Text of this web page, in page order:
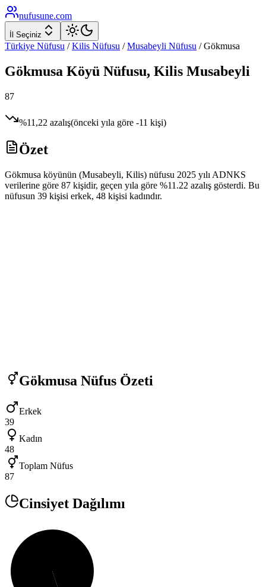
nufusune.com
İl Seçiniz
Türkiye Nüfusu / Kilis Nüfusu / Musabeyli Nüfusu /Gökmusa
Gökmusa Köyü Nüfusu, Kilis Musabeyli
87
%11,22 azalış(önceki yıla göre -11 kişi)
Özet
Gökmusa köyünün (Musabeyli, Kilis) nüfusu 2025 yılı ADNKS
verilerine göre 87 kişidir, geçen yıla göre %11.22 azalış gösterdi. Bu
nüfusun 39 kişisi erkek, 48 kişisi kadındır.
Gökmusa Nüfus Özeti
Erkek
39
Kadın
48
Toplam Nüfus
87
Cinsiyet Dağılımı